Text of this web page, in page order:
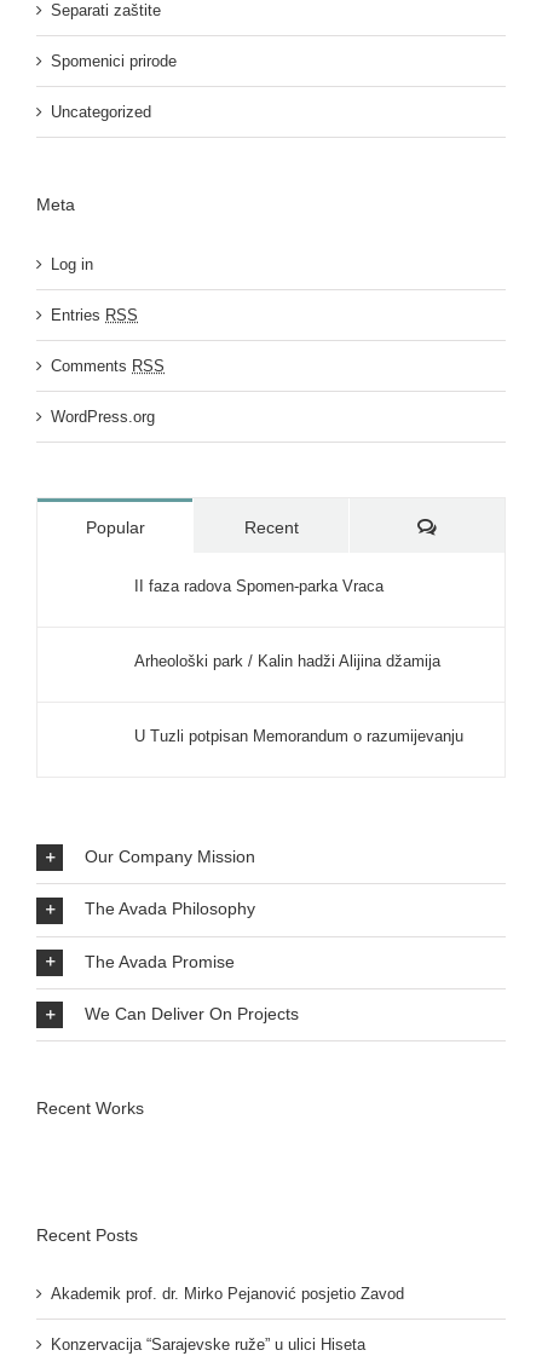
Separati zaštite
Spomenici prirode
Uncategorized
Meta
Log in
Entries RSS
Comments RSS
WordPress.org
Popular Recent Comments
II faza radova Spomen-parka Vraca
Arheološki park / Kalin hadži Alijina džamija
U Tuzli potpisan Memorandum o razumijevanju
Our Company Mission
The Avada Philosophy
The Avada Promise
We Can Deliver On Projects
Recent Works
Recent Posts
Akademik prof. dr. Mirko Pejanović posjetio Zavod
Konzervacija “Sarajevske ruže” u ulici Hiseta